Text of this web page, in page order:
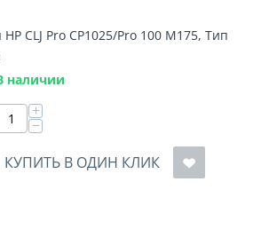
CLJ Pro CP1025/Pro 100 M175, Тип
наличии
+
−
КУПИТЬ В ОДИН КЛИК